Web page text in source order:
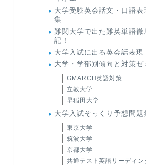
大学受験英会話文・口語表
集
難関大学で出た難英単語徹
記！
大学入試に出る英会話表現
大学・学部別傾向と対策ゼ
GMARCH英語対策
立教大学
早稲田大学
大学入試そっくり予想問題
東京大学
筑波大学
京都大学
共通テスト英語リーディン